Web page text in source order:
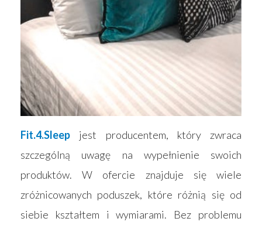
Fit.4.Sleep jest producentem, który zwraca
szczególną uwagę na wypełnienie swoich
produktów. W ofercie znajduje się wiele
zróżnicowanych poduszek, które różnią się od
siebie kształtem i wymiarami. Bez problemu